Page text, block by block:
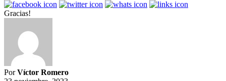
Gracias!
PorVíctor Romero